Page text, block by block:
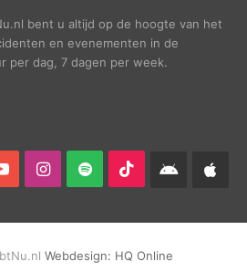
bent u altijd op de hoogte van het
en evenementen in de
per dag, 7 dagen per week.
YouTubeInstagram
Spotify TikTokAndroid
Webdesign: HQ Online